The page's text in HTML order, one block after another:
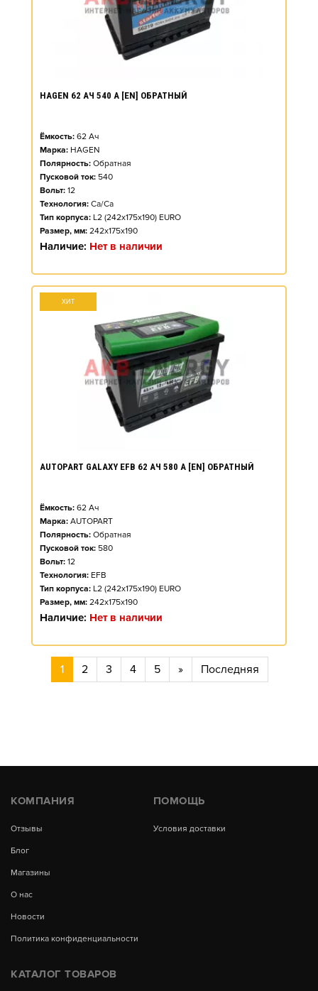
HAGEN 62 АЧ 540 А [EN] ОБРАТНЫЙ
Ёмкость: 62 Ач
Марка: HAGEN
Полярность: Обратная
Пусковой ток: 540
Вольт: 12
Технология: Ca/Ca
Тип корпуса: L2 (242x175x190) EURO
Размер, мм: 242x175x190
Наличие: Нет в наличии
ХИТ
AUTOPART GALAXY EFB 62 АЧ 580 А [EN] ОБРАТНЫЙ
Ёмкость: 62 Ач
Марка: AUTOPART
Полярность: Обратная
Пусковой ток: 580
Вольт: 12
Технология: EFB
Тип корпуса: L2 (242x175x190) EURO
Размер, мм: 242x175x190
Наличие: Нет в наличии
1 2 3 4 5 » Последняя
КОМПАНИЯ
Отзывы
Блог
Магазины
О нас
Новости
Политика конфиденциальности
ПОМОЩЬ
Условия доставки
КАТАЛОГ ТОВАРОВ